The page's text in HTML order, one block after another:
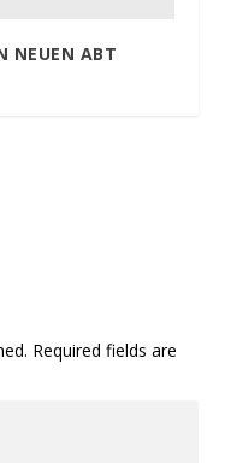
NEUEN ABT
Required fields are